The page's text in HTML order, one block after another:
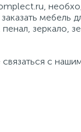
мебель
зеркало,
с